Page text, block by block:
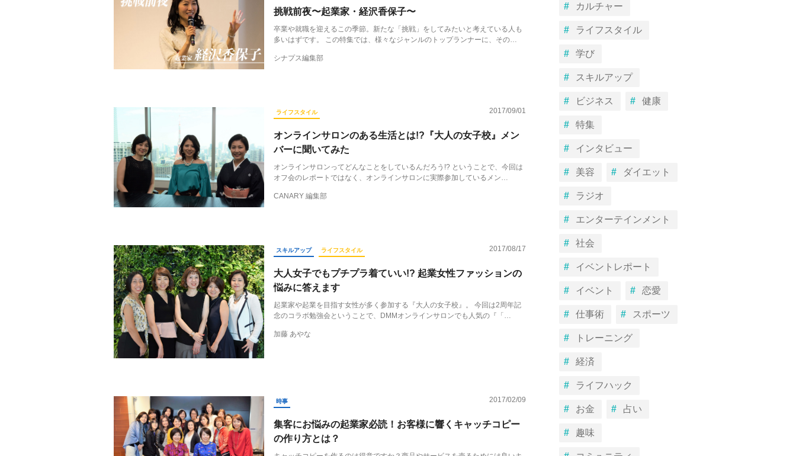
挑戦前夜〜起業家・経沢香保子〜
卒業や就職を迎えるこの季節。新たな「挑戦」をしてみたいと考えている人も
多いはずです。 この特集では、様々なジャンルのトップランナーに、その…
シナプス編集部
ライフスタイル 2017/09/01
オンラインサロンのある生活とは!?『大人の女子校』メン
バーに聞いてみた
オンラインサロンってどんなことをしているんだろう!? ということで、今回は
オフ会のレポートではなく、オンラインサロンに実際参加しているメン…
CANARY 編集部
スキルアップ ライフスタイル 2017/08/17
大人女子でもプチプラ着ていい!? 起業女性ファッションの
悩みに答えます
起業家や起業を目指す女性が多く参加する『大人の女子校』。 今回は2周年記
念のコラボ勉強会ということで、DMMオンラインサロンでも人気の『「…
加藤 あやな
時事 2017/02/09
集客にお悩みの起業家必読！お客様に響くキャッチコピー
の作り方とは？
カルチャー
ライフスタイル
学び
スキルアップ
ビジネス 健康
特集
インタビュー
美容 ダイエット
ラジオ
エンターテインメント
社会
イベントレポート
イベント 恋愛
仕事術 スポーツ
トレーニング
経済
ライフハック
お金 占い
趣味